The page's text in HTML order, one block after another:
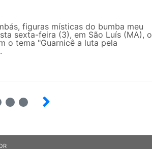
figuras místicas do bumba meu
sexta-feira (3), em São Luís (MA), o
o tema "Guarnicê a luta pela